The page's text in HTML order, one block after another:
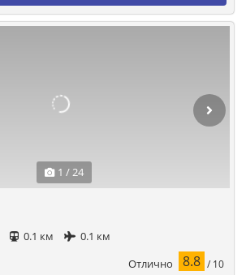
1 / 24
0.1 км
0.1 км
Отлично 8.8 / 10